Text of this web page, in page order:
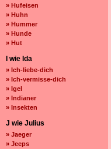
» Hufeisen
» Huhn
» Hummer
» Hunde
» Hut
I wie Ida
» Ich-liebe-dich
» Ich-vermisse-dich
» Igel
» Indianer
» Insekten
J wie Julius
» Jaeger
» Jeeps